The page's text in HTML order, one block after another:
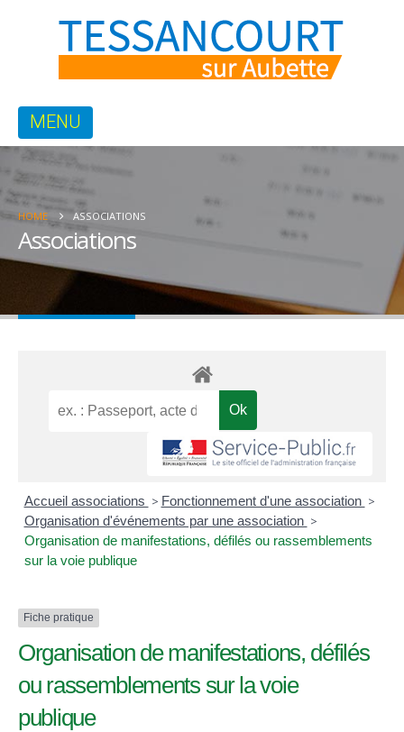
HOME ASSOCIATIONS
Associations
Accueil associations > Fonctionnement d'une association >
Organisation d'événements par une association >
Organisation de manifestations, défilés ou rassemblements
sur la voie publique
Fiche pratique
Organisation de manifestations, défilés
ou rassemblements sur la voie
publique